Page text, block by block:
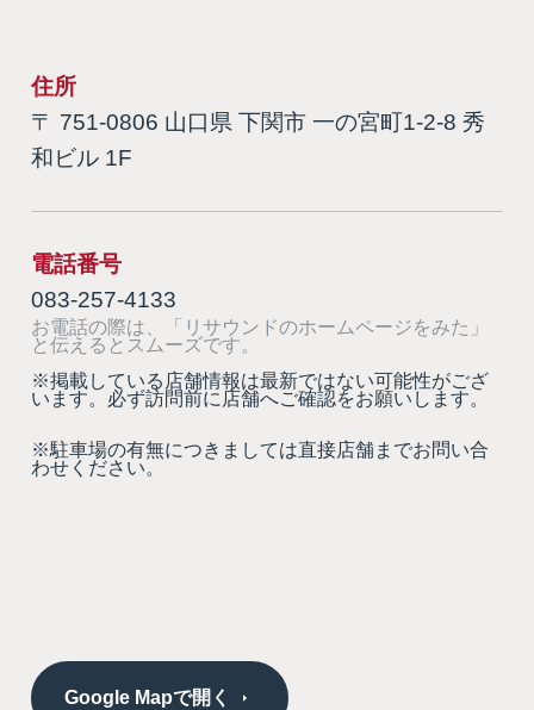
住所
〒 751-0806 山口県 下関市 一の宮町1-2-8 秀
和ビル 1F
電話番号
083-257-4133
お電話の際は、「リサウンドのホームページをみた」
と伝えるとスムーズです。
※掲載している店舗情報は最新ではない可能性がござ
います。必ず訪問前に店舗へご確認をお願いします。
※駐車場の有無につきましては直接店舗までお問い合
わせください。
Google Mapで開く